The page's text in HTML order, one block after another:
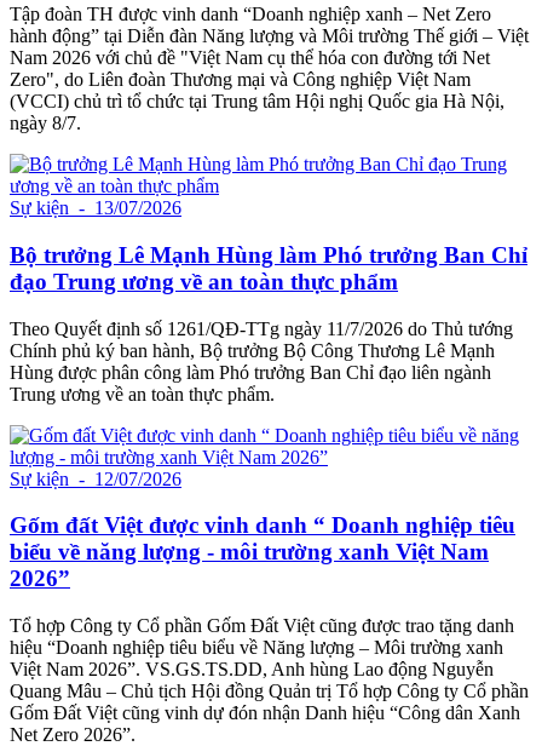
Tập đoàn TH được vinh danh “Doanh nghiệp xanh – Net Zero
hành động” tại Diễn đàn Năng lượng và Môi trường Thế giới – Việt
Nam 2026 với chủ đề "Việt Nam cụ thể hóa con đường tới Net
Zero", do Liên đoàn Thương mại và Công nghiệp Việt Nam
(VCCI) chủ trì tổ chức tại Trung tâm Hội nghị Quốc gia Hà Nội,
ngày 8/7.
Sự kiện - 13/07/2026
Bộ trưởng Lê Mạnh Hùng làm Phó trưởng Ban Chỉ
đạo Trung ương về an toàn thực phẩm
Theo Quyết định số 1261/QĐ-TTg ngày 11/7/2026 do Thủ tướng
Chính phủ ký ban hành, Bộ trưởng Bộ Công Thương Lê Mạnh
Hùng được phân công làm Phó trưởng Ban Chỉ đạo liên ngành
Trung ương về an toàn thực phẩm.
Sự kiện - 12/07/2026
Gốm đất Việt được vinh danh “ Doanh nghiệp tiêu
biểu về năng lượng - môi trường xanh Việt Nam
2026”
Tổ hợp Công ty Cổ phần Gốm Đất Việt cũng được trao tặng danh
hiệu “Doanh nghiệp tiêu biểu về Năng lượng – Môi trường xanh
Việt Nam 2026”. VS.GS.TS.DD, Anh hùng Lao động Nguyễn
Quang Mâu – Chủ tịch Hội đồng Quản trị Tổ hợp Công ty Cổ phần
Gốm Đất Việt cũng vinh dự đón nhận Danh hiệu “Công dân Xanh
Net Zero 2026”.